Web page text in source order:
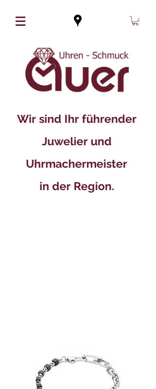
Wir sind Ihr führender
Juwelier und
Uhrmachermeister
in der Region.​